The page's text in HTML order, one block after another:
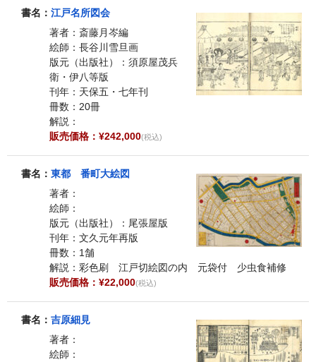
書名： 江戸名所図会
著者：斎藤月岑編
絵師：長谷川雪旦画
版元（出版社）：須原屋茂兵
衛・伊八等版
刊年：天保五・七年刊
冊数：20冊
解説：
販売価格：¥242,000(税込)
書名： 東都 番町大絵図
著者：
絵師：
版元（出版社）：尾張屋版
刊年：文久元年再版
冊数：1舗
解説：彩色刷 江戸切絵図の内 元袋付 少虫食補修
販売価格：¥22,000(税込)
書名： 吉原細見
著者：
絵師：